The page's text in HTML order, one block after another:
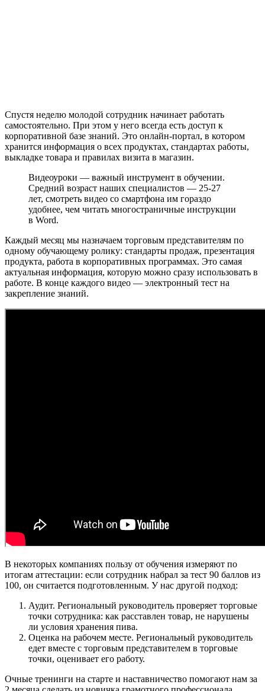
Спустя неделю молодой сотрудник начинает работать
самостоятельно. При этом у него всегда есть доступ к
корпоративной базе знаний. Это онлайн-портал, в котором
хранится информация о всех продуктах, стандартах работы,
выкладке товара и правилах визита в магазин.
Видеоуроки — важный инструмент в обучении.
Средний возраст наших специалистов — 25-27
лет, смотреть видео со смартфона им гораздо
удобнее, чем читать многостраничные инструкции
в Word.
Каждый месяц мы назначаем торговым представителям по
одному обучающему ролику: стандарты продаж, презентация
продукта, работа в корпоративных программах. Это самая
актуальная информация, которую можно сразу использовать в
работе. В конце каждого видео — электронный тест на
закрепление знаний.
В некоторых компаниях пользу от обучения измеряют по
итогам аттестации: если сотрудник набрал за тест 90 баллов из
100, он считается подготовленным. У нас другой подход:
Аудит. Региональный руководитель проверяет торговые
точки сотрудника: как расставлен товар, не нарушены
ли условия хранения пива.
Оценка на рабочем месте. Региональный руководитель
едет вместе с торговым представителем в торговые
точки, оценивает его работу.
Очные тренинги на старте и наставничество помогают нам за